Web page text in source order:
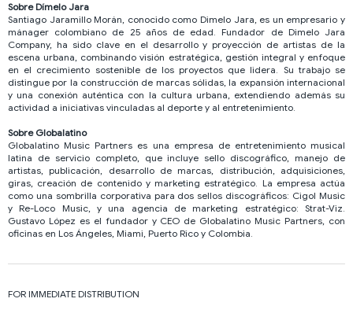
Sobre Dímelo Jara
Santiago Jaramillo Morán, conocido como Dimelo Jara, es un empresario y
mánager colombiano de 25 años de edad. Fundador de Dimelo Jara
Company, ha sido clave en el desarrollo y proyección de artistas de la
escena urbana, combinando visión estratégica, gestión integral y enfoque
en el crecimiento sostenible de los proyectos que lidera. Su trabajo se
distingue por la construcción de marcas sólidas, la expansión internacional
y una conexión auténtica con la cultura urbana, extendiendo además su
actividad a iniciativas vinculadas al deporte y al entretenimiento.
Sobre Globalatino
Globalatino Music Partners es una empresa de entretenimiento musical
latina de servicio completo, que incluye sello discográfico, manejo de
artistas, publicación, desarrollo de marcas, distribución, adquisiciones,
giras, creación de contenido y marketing estratégico. La empresa actúa
como una sombrilla corporativa para dos sellos discográficos: Cigol Music
y Re-Loco Music, y una agencia de marketing estratégico: Strat-Viz.
Gustavo López es el fundador y CEO de Globalatino Music Partners, con
oficinas en Los Ángeles, Miami, Puerto Rico y Colombia.
FOR IMMEDIATE DISTRIBUTION